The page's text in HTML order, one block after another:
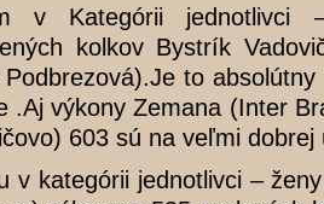
v Kategórii jednotlivci
kolkov Bystrík
to
.Aj výkony Zemana (Inter
603 sú na veľmi dobrej
v kategórii jednotlivci –